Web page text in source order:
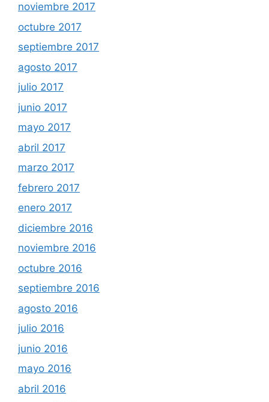
noviembre 2017
octubre 2017
septiembre 2017
agosto 2017
julio 2017
junio 2017
mayo 2017
abril 2017
marzo 2017
febrero 2017
enero 2017
diciembre 2016
noviembre 2016
octubre 2016
septiembre 2016
agosto 2016
julio 2016
junio 2016
mayo 2016
abril 2016